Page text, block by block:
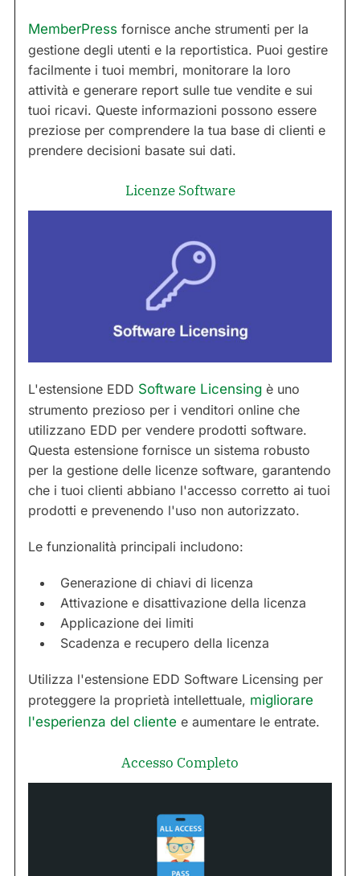
MemberPress fornisce anche strumenti per la
gestione degli utenti e la reportistica. Puoi gestire
facilmente i tuoi membri, monitorare la loro
attività e generare report sulle tue vendite e sui
tuoi ricavi. Queste informazioni possono essere
preziose per comprendere la tua base di clienti e
prendere decisioni basate sui dati.
Licenze Software
L'estensione EDD Software Licensing è uno
strumento prezioso per i venditori online che
utilizzano EDD per vendere prodotti software.
Questa estensione fornisce un sistema robusto
per la gestione delle licenze software, garantendo
che i tuoi clienti abbiano l'accesso corretto ai tuoi
prodotti e prevenendo l'uso non autorizzato.
Le funzionalità principali includono:
Generazione di chiavi di licenza
Attivazione e disattivazione della licenza
Applicazione dei limiti
Scadenza e recupero della licenza
Utilizza l'estensione EDD Software Licensing per
proteggere la proprietà intellettuale, migliorare
l'esperienza del cliente e aumentare le entrate.
Accesso Completo